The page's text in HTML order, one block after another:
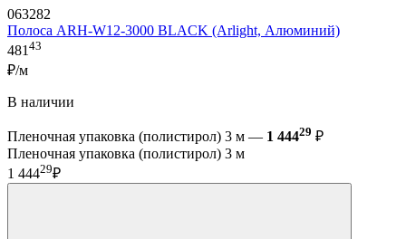
063282
Полоса ARH-W12-3000 BLACK (Arlight, Алюминий)
48143
₽/м
В наличии
Пленочная упаковка (полистирол) 3 м — 1 44429 ₽
Пленочная упаковка (полистирол) 3 м
1 44429₽